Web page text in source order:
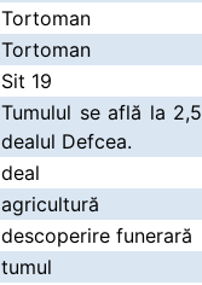
Tortoman
Tortoman
Sit 19
Tumulul se află la
dealul Defcea.
deal
agricultură
descoperire funerară
tumul